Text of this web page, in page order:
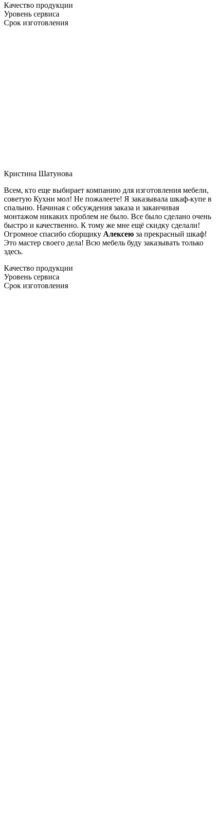
Качество продукции
Уровень сервиса
Срок изготовления
Кристина Шатунова
Всем, кто еще выбирает компанию для изготовления мебели,
советую Кухни мол! Не пожалеете! Я заказывала шкаф-купе в
спальню. Начиная с обсуждения заказа и заканчивая
монтажом никаких проблем не было. Все было сделано очень
быстро и качественно. К тому же мне ещё скидку сделали!
Огромное спасибо сборщику Алексею за прекрасный шкаф!
Это мастер своего дела! Всю мебель буду заказывать только
здесь.
Качество продукции
Уровень сервиса
Срок изготовления